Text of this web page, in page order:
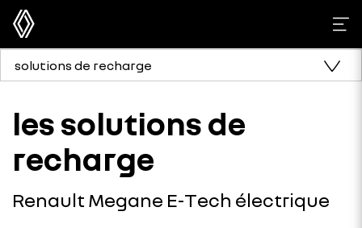
solutions de recharge
les solutions de
recharge
Renault Megane E-Tech électrique